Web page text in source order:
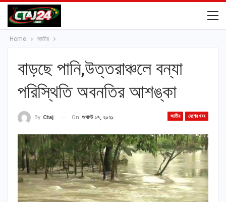
Home জাতীয়
বাড়ছে পানি,উত্তরাঞ্চলে বন্যা
পরিস্থিতি অবনতির আশঙ্কা
জাতীয় দেশের খবর
By Ctaj On অগাস্ট ১৭, ২০২১